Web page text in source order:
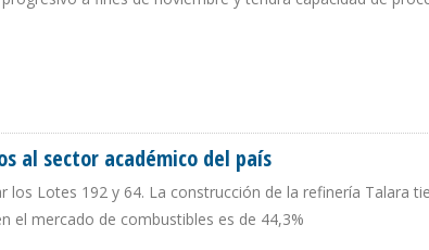
al sector académico del país
los Lotes 192 y 64. La construcción de la refinería Talara
el mercado de combustibles es de 44,3%